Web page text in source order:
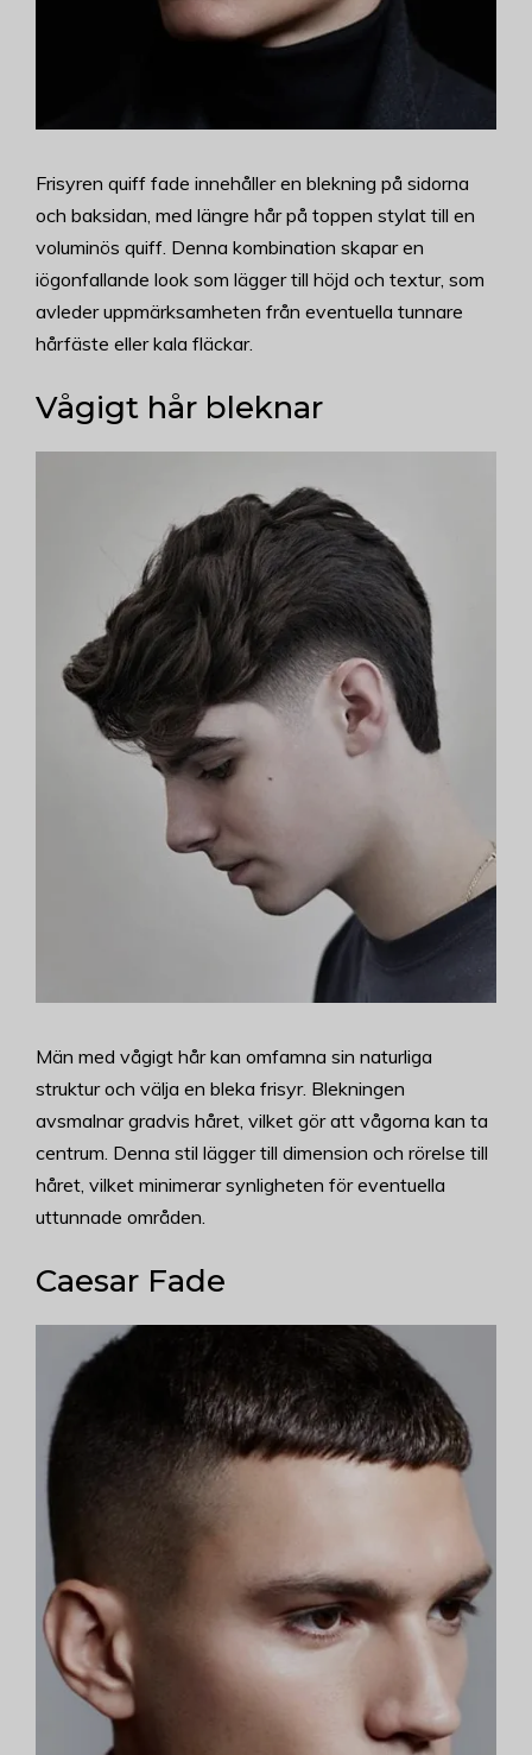
Frisyren quiff fade innehåller en blekning på sidorna
och baksidan, med längre hår på toppen stylat till en
voluminös quiff. Denna kombination skapar en
iögonfallande look som lägger till höjd och textur, som
avleder uppmärksamheten från eventuella tunnare
hårfäste eller kala fläckar.
Vågigt hår bleknar
Män med vågigt hår kan omfamna sin naturliga
struktur och välja en bleka frisyr. Blekningen
avsmalnar gradvis håret, vilket gör att vågorna kan ta
centrum. Denna stil lägger till dimension och rörelse till
håret, vilket minimerar synligheten för eventuella
uttunnade områden.
Caesar Fade